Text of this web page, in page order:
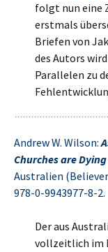
folgt nun eine
erstmals
Briefen von
des Autors
Parallelen zu
Andrew W. Wilson:
Churches are
Australien
978-0-9943977-8-2.
Der aus
vollzeitlich im